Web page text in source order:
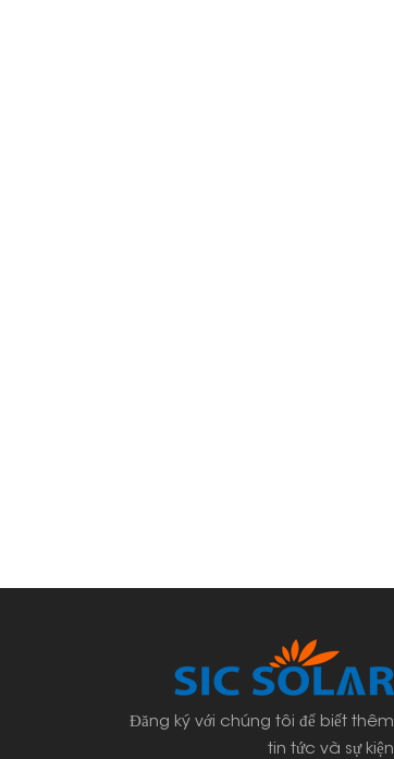
Đăng ký với chúng tôi để biết thêm
tin tức và sự kiện